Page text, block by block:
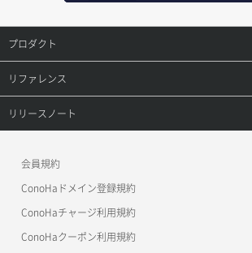
オブジェクト複製
オブジェクト詳細取得
コンテナ一覧取得
コンテナ作成
コンテナ削除
ラージオブジェクトアップロード(DLO)
レコード更新
レコード詳細取得
プロダクト
プロダクトトップ
ConoHa VPS(Ver.3.0)
ConoHa for GAME
リファレンス
リファレンストップ
OpenStack CLI
Terraform
リリースノート
会員規約
ConoHaドメイン登録規約
ConoHaチャージ利用規約
ConoHaクーポン利用規約